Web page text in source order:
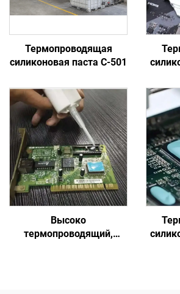
Термопроводящая
силиконовая паста C-501
Высоко
термопроводящий,